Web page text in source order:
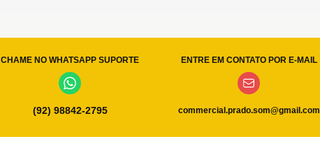
CHAME NO WHATSAPP SUPORTE
(92) 98842-2795
ENTRE EM CONTATO POR E-MAIL
commercial.prado.som@gmail.com